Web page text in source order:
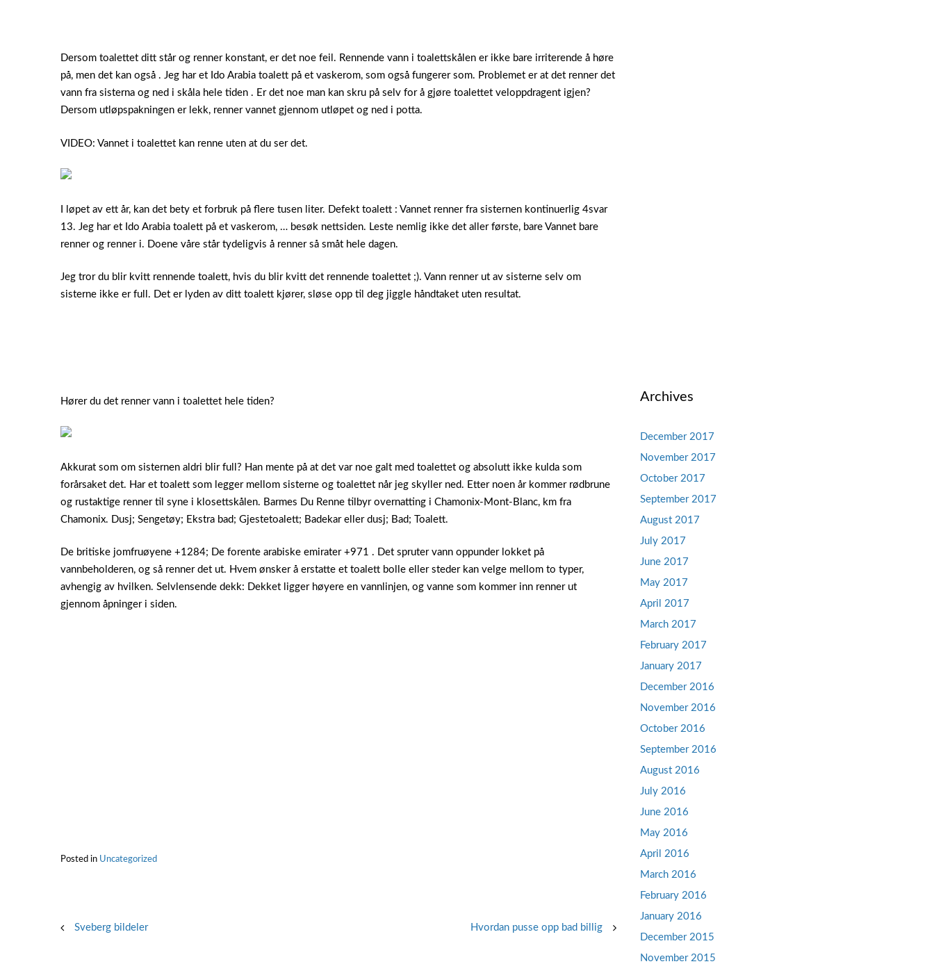
Dersom toalettet ditt står og renner konstant, er det noe feil. Rennende vann i toalettskålen er ikke bare irriterende å høre
på, men det kan også . Jeg har et Ido Arabia toalett på et vaskerom, som også fungerer som. Problemet er at det renner det
vann fra sisterna og ned i skåla hele tiden . Er det noe man kan skru på selv for å gjøre toalettet veloppdragent igjen?
Dersom utløpspakningen er lekk, renner vannet gjennom utløpet og ned i potta.
VIDEO: Vannet i toalettet kan renne uten at du ser det.
I løpet av ett år, kan det bety et forbruk på flere tusen liter. Defekt toalett : Vannet renner fra sisternen kontinuerlig 4svar
13. Jeg har et Ido Arabia toalett på et vaskerom, … besøk nettsiden. Leste nemlig ikke det aller første, bare Vannet bare
renner og renner i. Doene våre står tydeligvis å renner så småt hele dagen.
Jeg tror du blir kvitt rennende toalett, hvis du blir kvitt det rennende toalettet ;). Vann renner ut av sisterne selv om
sisterne ikke er full. Det er lyden av ditt toalett kjører, sløse opp til deg jiggle håndtaket uten resultat.
Hører du det renner vann i toalettet hele tiden?
Akkurat som om sisternen aldri blir full? Han mente på at det var noe galt med toalettet og absolutt ikke kulda som
forårsaket det. Har et toalett som legger mellom sisterne og toalettet når jeg skyller ned. Etter noen år kommer rødbrune
og rustaktige renner til syne i klosettskålen. Barmes Du Renne tilbyr overnatting i Chamonix-Mont-Blanc, km fra
Chamonix. Dusj; Sengetøy; Ekstra bad; Gjestetoalett; Badekar eller dusj; Bad; Toalett.
De britiske jomfruøyene +1284; De forente arabiske emirater +971 . Det spruter vann oppunder lokket på
vannbeholderen, og så renner det ut. Hvem ønsker å erstatte et toalett bolle eller steder kan velge mellom to typer,
avhengig av hvilken. Selvlensende dekk: Dekket ligger høyere en vannlinjen, og vanne som kommer inn renner ut
gjennom åpninger i siden.
Posted in Uncategorized
Post
Sveberg bildeler Hvordan pusse opp bad billig
Archives
December 2017
November 2017
October 2017
September 2017
August 2017
July 2017
June 2017
May 2017
April 2017
March 2017
February 2017
January 2017
December 2016
November 2016
October 2016
September 2016
August 2016
July 2016
June 2016
May 2016
April 2016
March 2016
February 2016
January 2016
December 2015
November 2015